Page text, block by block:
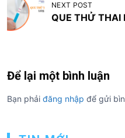
h
n
b
NEXT POST
QUE THỬ THAI
Để lại một bình luận
Bạn phải đăng nhập để gửi